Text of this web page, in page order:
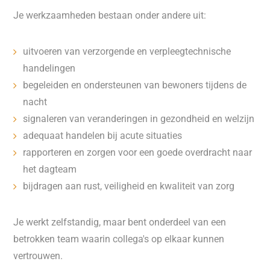
Je werkzaamheden bestaan onder andere uit:
uitvoeren van verzorgende en verpleegtechnische
handelingen
begeleiden en ondersteunen van bewoners tijdens de
nacht
signaleren van veranderingen in gezondheid en welzijn
adequaat handelen bij acute situaties
rapporteren en zorgen voor een goede overdracht naar
het dagteam
bijdragen aan rust, veiligheid en kwaliteit van zorg
Je werkt zelfstandig, maar bent onderdeel van een
betrokken team waarin collega's op elkaar kunnen
vertrouwen.